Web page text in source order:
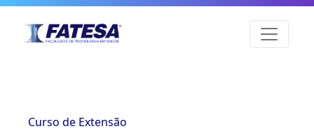
Curso de Extensão